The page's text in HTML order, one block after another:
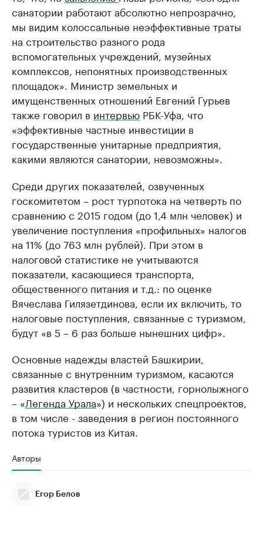
санатории работают абсолютно непрозрачно,
мы видим колоссальные неэффективные траты
на строительство разного рода
вспомогательных учреждений, музейных
комплексов, непонятных производственных
площадок». Министр земельных и
имущенственных отношений Евгений Гурьев
также говорил в интервью РБК-Уфа, что
«эффективные частные инвестиции в
государственные унитарные предприятия,
какими являются санатории, невозможны».
Среди других показателей, озвученных
госкомитетом – рост турпотока на четверть по
сравнению с 2015 годом (до 1,4 млн человек) и
увеличение поступления «профильных» налогов
на 11% (до 763 млн рублей). При этом в
налоговой статистике не учитываются
показатели, касающиеся транспорта,
общественного питания и т.д.: по оценке
Вячеслава Гилязетдинова, если их включить, то
налоговые поступления, связанные с туризмом,
будут «в 5 – 6 раз больше нынешних цифр».
Основные надежды властей Башкирии,
связанные с внутренним туризмом, касаются
развития кластеров (в частности, горнолыжного
– «Легенда Урала») и нескольких спецпроектов,
в том числе - заведения в регион постоянного
потока туристов из Китая.
Авторы
Егор Белов